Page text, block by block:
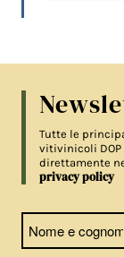
Tutte le
vitivinicoli DOP
direttamente
privacy policy